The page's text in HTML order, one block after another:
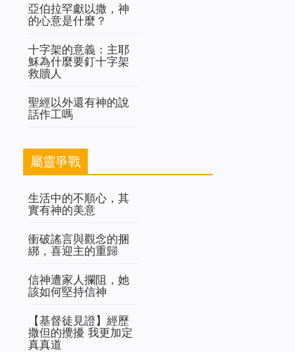
亞伯拉罕獻以撒，神
的心意是什麼？
十字架的意義：主耶
穌為什麼要釘十字架
救贖人
聖經以外還有神的說
話作工嗎
屬靈爭戰
生活中的不順心，其
實有神的美意
衝破謠言與觀念的捆
綁，喜迎主的重歸
信神遭家人攔阻，她
該如何堅持信神
【基督徒見證】經歷
撒但的攪擾 我更加定
真真道